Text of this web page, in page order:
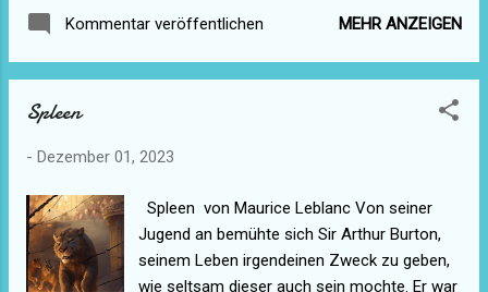
Schnauzen zu schießen, sobald sie sich im
"Ein Mr. Flitt möchte Sie sprechen, Mr. Black."
Das war alles sehr förmlich von Tillie, denn
bei seinem Spitznamen. "Pinky" und setzte
erforderte. "Flitt-Flitt? Kennen wir jemanden
Samuel S. Blacks Gedächtnis war manchmal
getrübt durch die Unmengen von "Matsch",
durch die er sich wühlen musste, um eine
Kommentar veröffentlichen MEHR ANZEIGEN
Spleen
- Dezember 01, 2023
Spleen von Maurice Leblanc Von seiner
Jugend an bemühte sich Sir Arthur Burton,
seinem Leben irgendeinen Zweck zu geben,
wie seltsam dieser auch sein mochte. Er war